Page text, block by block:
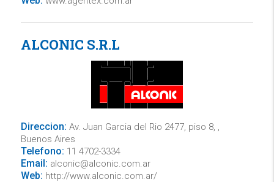
ALCONIC S.R.L
Direccion: Av. Juan Garcia del Rio 2477, piso 8, ,
Buenos Aires
Telefono: 11 4702-3334
Email: alconic@alconic.com.ar
Web: http://www.alconic.com.ar/